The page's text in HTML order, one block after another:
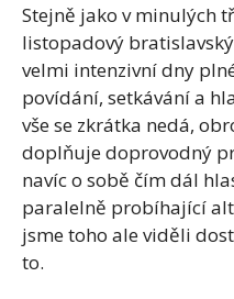
Stejně jako v minulých
listopadový
velmi intenzivní dny
povídání, setkávání a
vše se zkrátka nedá,
doplňuje doprovodný
navíc o sobě čím dál
paralelně probíhající
jsme toho ale viděli
to.